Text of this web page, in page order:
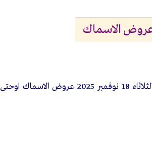
الجديدة فى صفحة واحدة الثلاثاء 18 نوفمبر 2025 عروض الاسماك اوحتى